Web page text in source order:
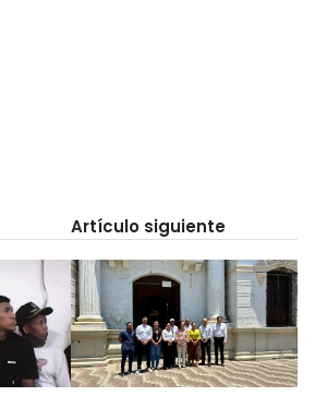
Artículo siguiente